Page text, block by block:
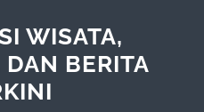
WISATA,
BERITA